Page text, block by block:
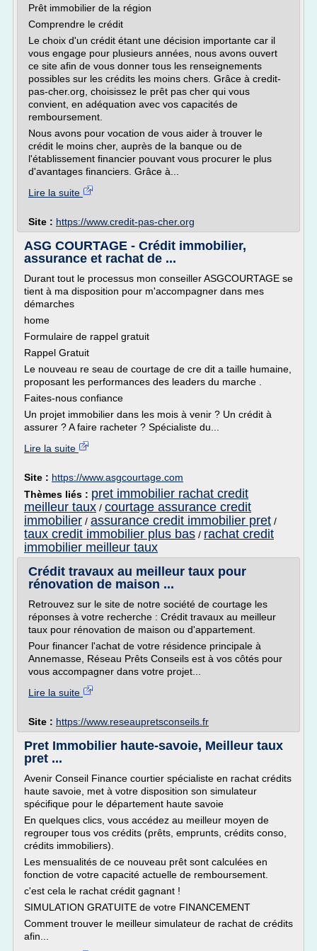
Prêt immobilier de la région
Comprendre le crédit
Le choix d'un crédit étant une décision importante car il
vous engage pour plusieurs années, nous avons ouvert
ce site afin de vous donner tous les renseignements
possibles sur les crédits les moins chers. Grâce à credit-
pas-cher.org, choisissez le prêt pas cher qui vous
convient, en adéquation avec vos capacités de
remboursement.
Nous avons pour vocation de vous aider à trouver le
crédit le moins cher, auprès de la banque ou de
l'établissement financier pouvant vous procurer le plus
d'avantages financiers. Grâce à...
Lire la suite
Site : https://www.credit-pas-cher.org
ASG COURTAGE - Crédit immobilier,
assurance et rachat de ...
Durant tout le processus mon conseiller ASGCOURTAGE se
tient à ma disposition pour m'accompagner dans mes
démarches
home
Formulaire de rappel gratuit
Rappel Gratuit
Le nouveau re seau de courtage de cre dit a taille humaine,
proposant les performances des leaders du marche .
Faites-nous confiance
Un projet immobilier dans les mois à venir ? Un crédit à
assurer ? A faire racheter ? Spécialiste du...
Lire la suite
Site : https://www.asgcourtage.com
Thèmes liés : pret immobilier rachat credit
meilleur taux / courtage assurance credit
immobilier / assurance credit immobilier pret /
taux credit immobilier plus bas / rachat credit
immobilier meilleur taux
Crédit travaux au meilleur taux pour
rénovation de maison ...
Retrouvez sur le site de notre société de courtage les
réponses à votre recherche : Crédit travaux au meilleur
taux pour rénovation de maison ou d'appartement.
Pour financer l'achat de votre résidence principale à
Annemasse, Réseau Prêts Conseils est à vos côtés pour
vous accompagner dans votre projet...
Lire la suite
Site : https://www.reseaupretsconseils.fr
Pret Immobilier haute-savoie, Meilleur taux
pret ...
Avenir Conseil Finance courtier spécialiste en rachat crédits
haute savoie, met à votre disposition son simulateur
spécifique pour le département haute savoie
En quelques clics, vous accédez au meilleur moyen de
regrouper tous vos crédits (prêts, emprunts, crédits conso,
crédits immobiliers).
Les mensualités de ce nouveau prêt sont calculées en
fonction de votre capacité actuelle de remboursement.
c'est cela le rachat crédit gagnant !
SIMULATION GRATUITE de votre FINANCEMENT
Comment trouver le meilleur simulateur de rachat de crédits
afin...